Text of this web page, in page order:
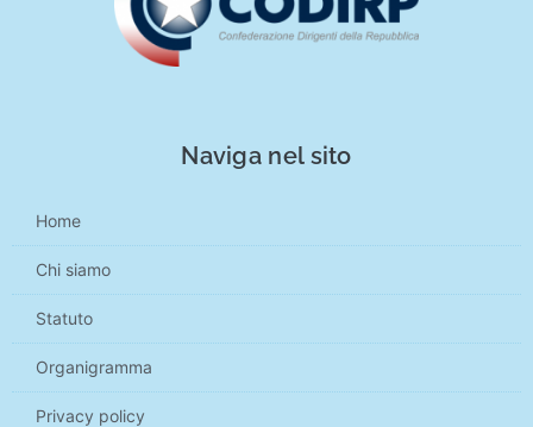
Naviga nel sito
Home
Chi siamo
Statuto
Organigramma
Privacy policy